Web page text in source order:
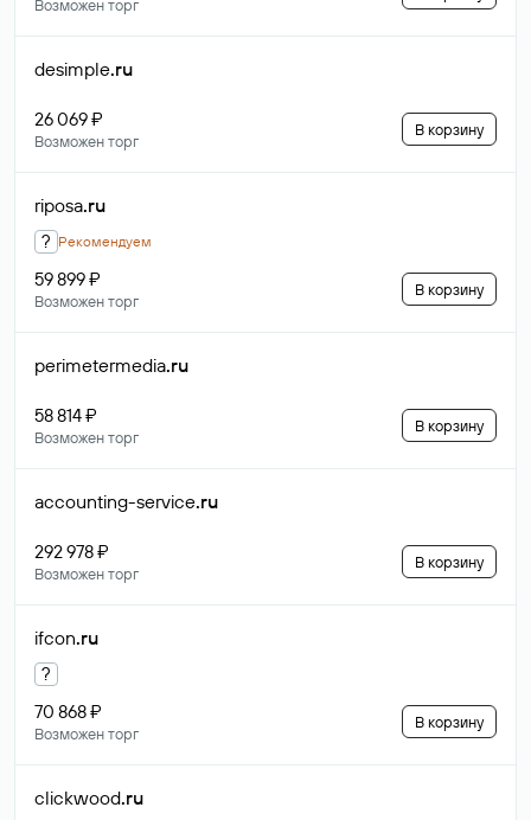
Возможен торг
desimple.ru
26 069 ₽
Возможен торг
В корзину
riposa.ru
? Рекомендуем
59 899 ₽
Возможен торг
В корзину
perimetermedia.ru
58 814 ₽
Возможен торг
В корзину
accounting-service.ru
292 978 ₽
Возможен торг
В корзину
ifcon.ru
?
70 868 ₽
Возможен торг
В корзину
clickwood.ru